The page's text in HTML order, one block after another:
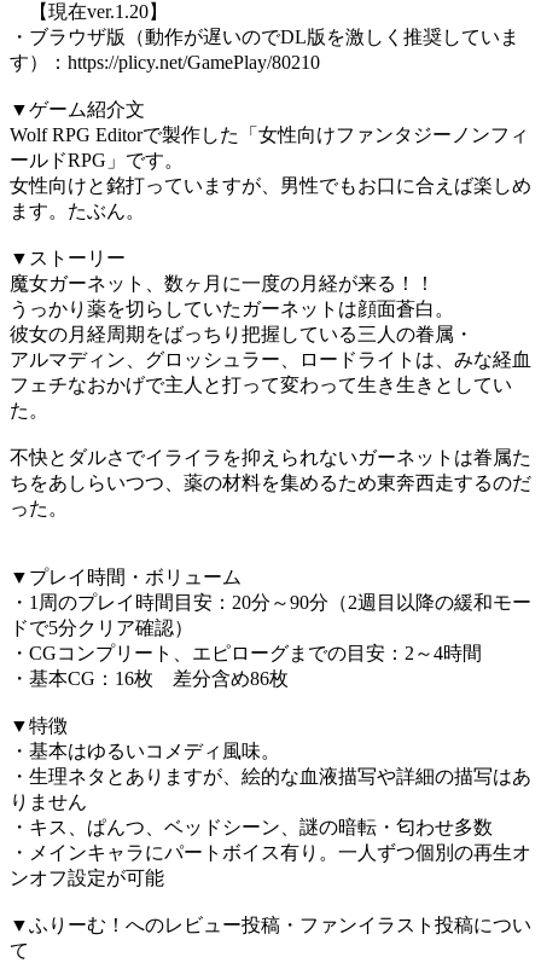
【現在ver.1.20】
・ブラウザ版（動作が遅いのでDL版を激しく推奨していま
す）：https://plicy.net/GamePlay/80210
▼ゲーム紹介文
Wolf RPG Editorで製作した「女性向けファンタジーノンフィ
ールドRPG」です。
女性向けと銘打っていますが、男性でもお口に合えば楽しめ
ます。たぶん。
▼ストーリー
魔女ガーネット、数ヶ月に一度の月経が来る！！
うっかり薬を切らしていたガーネットは顔面蒼白。
彼女の月経周期をばっちり把握している三人の眷属・
アルマディン、グロッシュラー、ロードライトは、みな経血
フェチなおかげで主人と打って変わって生き生きとしてい
た。
不快とダルさでイライラを抑えられないガーネットは眷属た
ちをあしらいつつ、薬の材料を集めるため東奔西走するのだ
った。
▼プレイ時間・ボリューム
・1周のプレイ時間目安：20分～90分（2週目以降の緩和モー
ドで5分クリア確認）
・CGコンプリート、エピローグまでの目安：2～4時間
・基本CG：16枚 差分含め86枚
▼特徴
・基本はゆるいコメディ風味。
・生理ネタとありますが、絵的な血液描写や詳細の描写はあ
りません
・キス、ぱんつ、ベッドシーン、謎の暗転・匂わせ多数
・メインキャラにパートボイス有り。一人ずつ個別の再生オ
ンオフ設定が可能
▼ふりーむ！へのレビュー投稿・ファンイラスト投稿につい
て